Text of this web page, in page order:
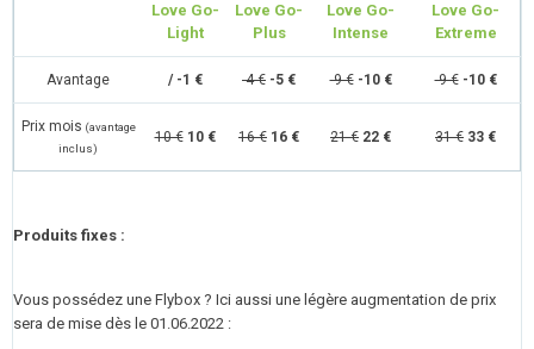
Love Go-
Light
Love Go-
Plus
Love Go-
Intense
Love Go-
Extreme
Avantage / -1 € -4 € -5 € -9 € -10 € -9 € -10 €
Prix mois (avantage
inclus)
10 € 10 € 16 € 16 € 21 € 22 € 31 € 33 €
Produits fixes :
Vous possédez une Flybox ? Ici aussi une légère augmentation de prix
sera de mise dès le 01.06.2022 :